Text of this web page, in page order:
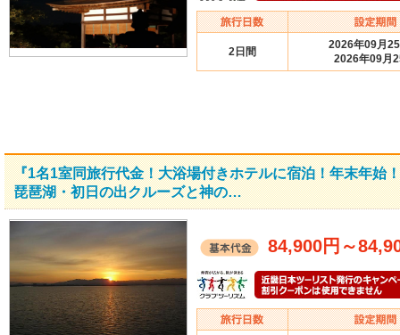
2日間
2026年09月
2026年09月
『1名1室同旅行代金！大浴場付きホテルに宿泊！年末年始
琵琶湖・初日の出クルーズと神の…
84,900円 ～